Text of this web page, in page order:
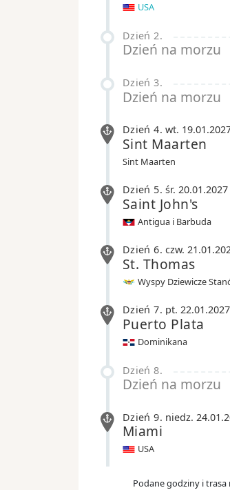
USA
Dzień 2.
Dzień na morzu
Dzień 3.
Dzień na morzu
Dzień 4. wt.
Sint Maarten
Sint Maarten
Dzień 5. śr. 20.01.2027
Saint John's
Antigua i Barbuda
Dzień 6. czw.
St. Thomas
Wyspy Dziewicze
Dzień 7. pt. 22.01.2027
Puerto Plata
Dominikana
Dzień 8.
Dzień na morzu
Dzień 9. niedz.
Miami
USA
Podane godziny i